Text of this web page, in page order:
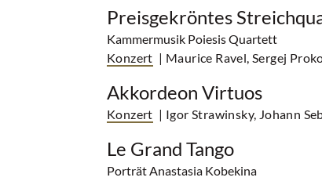
Preisgekröntes
Kammermusik Poiesis Quartett
Konzert | Maurice Ravel, Sergej
Akkordeon Virtuos
Konzert | Igor Strawinsky, Johann
Le Grand Tango
Porträt Anastasia Kobekina